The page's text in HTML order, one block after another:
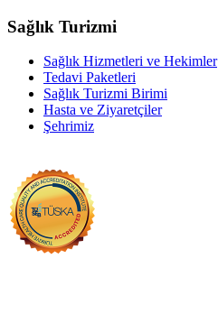
Sağlık Turizmi
Sağlık Hizmetleri ve Hekimler
Tedavi Paketleri
Sağlık Turizmi Birimi
Hasta ve Ziyaretçiler
Şehrimiz